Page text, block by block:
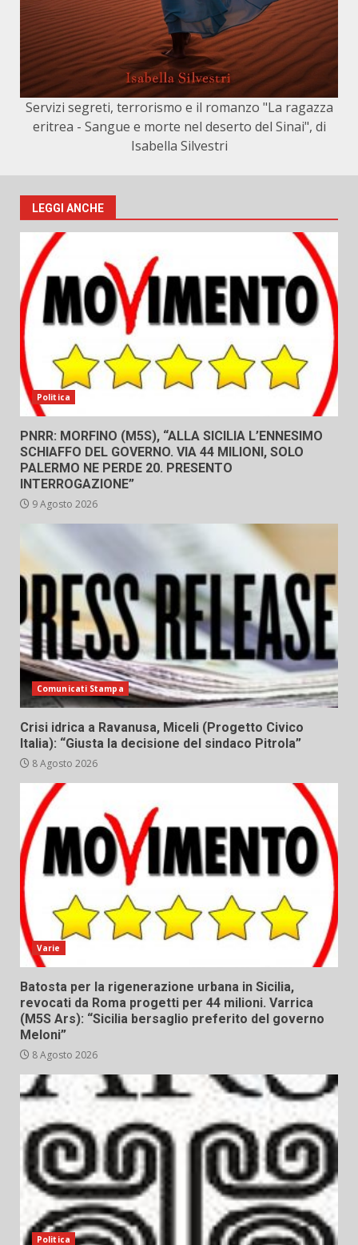
Servizi segreti, terrorismo e il romanzo "La ragazza
eritrea - Sangue e morte nel deserto del Sinai", di
Isabella Silvestri
LEGGI ANCHE
Politica
PNRR: MORFINO (M5S), “ALLA SICILIA L’ENNESIMO
SCHIAFFO DEL GOVERNO. VIA 44 MILIONI, SOLO
PALERMO NE PERDE 20. PRESENTO
INTERROGAZIONE”
9 Agosto 2026
Comunicati Stampa
Crisi idrica a Ravanusa, Miceli (Progetto Civico
Italia): “Giusta la decisione del sindaco Pitrola”
8 Agosto 2026
Varie
Batosta per la rigenerazione urbana in Sicilia,
revocati da Roma progetti per 44 milioni. Varrica
(M5S Ars): “Sicilia bersaglio preferito del governo
Meloni”
8 Agosto 2026
Politica